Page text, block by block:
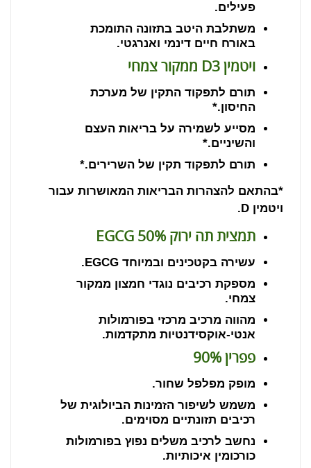
פעילים.
משתלבת היטב בתזונה התומכת
באורח חיים דינמי ואנרגטי.
ויטמיןD3 ממקור צמחי
תורם לתפקוד התקין של מערכת
החיסון.*
מסייע לשמירה על בריאות העצם
והשיניים.*
תורם לתפקוד תקין של השרירים.*
*בהתאם להצהרות הבריאות המאושרות עבור
ויטמין D
.
תמצית תה ירוק EGCG 50%
עשירה בקטכינים ובמיוחד EGCG
.
מספקת רכיבים נוגדי חמצון ממקור
צמחי.
מהווה מרכיב מרכזי בפורמולות
אנטי-אוקסידנטיות מתקדמות.
פפרין 90%
מופק מפלפל שחור.
משמש לשיפור הזמינות הביולוגית של
רכיבים תזונתיים מסוימים.
נחשב לרכיב משלים נפוץ בפורמולות
כורכומין איכותיות.